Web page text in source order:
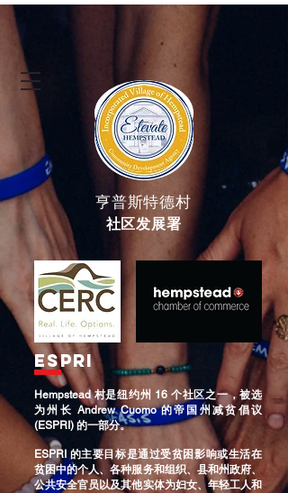
亨普斯特德村
社区发展署
ESPRI
Hempstead 村是纽约州 16 个社区之一，被选
为州长 Andrew Cuomo 的帝国州减贫倡议
(ESPRI) 的一部分。
ESPRI 的主要目标是通过受贫困影响或生活在
贫困中的个人、各种服务和组织、县和州政府、
公共安全官员以及其他实体为妇女、年轻工人和